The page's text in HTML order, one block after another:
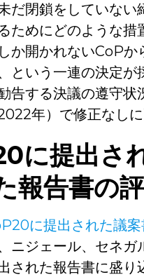
だ閉鎖をしていな
ためにどのような
か開かれないCoPか
という一連の決定
告する決議の遵守状
年）で修正なしに
に提出さ
報告書の
に提出された議案
ニジェール、セネ
された報告書に盛り